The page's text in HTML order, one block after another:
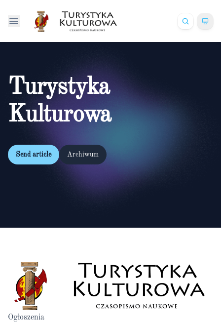
Turystyka
Kulturowa
Send article Archiwum
Ogłoszenia